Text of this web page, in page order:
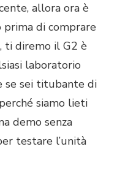
G2
RISCHIO
allora ora è
di comprare
ti diremo il G2 è
laboratorio
se sei titubante di
siamo lieti
demo senza
testare l’unità